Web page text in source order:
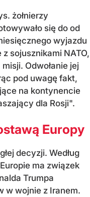
żołnierzy
się do od
wyjazdu
sojusznikami NATO,
Odwołanie jej
pod uwagę fakt,
na kontynencie
dla Rosji".
Europy
decyzji. Według
ma związek
Trumpa
w wojnie z Iranem.